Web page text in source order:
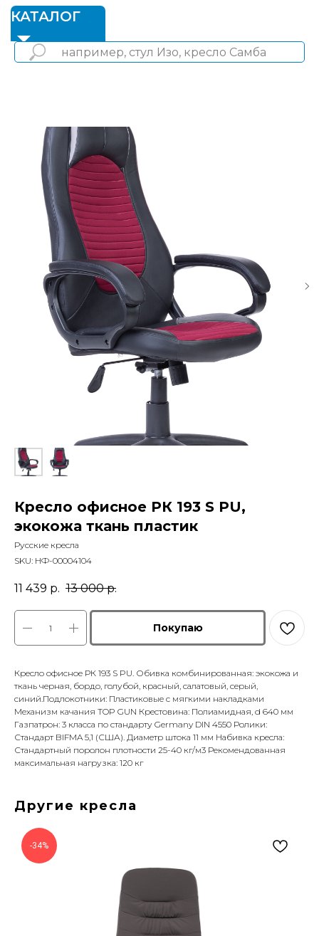
КАТАЛОГ
Кресло офисное РК 193 S PU,
экокожа ткань пластик
Русские кресла
SKU: НФ-00004104
11 439 р. 13 000 р.
Покупаю
Кресло офисное РК 193 S PU. Обивка комбинированная: экокожа и
ткань черная, бордо, голубой, красный, салатовый, серый,
синий.Подлокотники: Пластиковые с мягкими накладками
Механизм качания TOP GUN Крестовина: Полиамидная, d 640 мм
Газпатрон: 3 класса по стандарту Germany DIN 4550 Ролики:
Стандарт BIFMA 5,1 (США). Диаметр штока 11 мм Набивка кресла:
Стандартный поролон плотности 25-40 кг/м3 Рекомендованная
максимальная нагрузка: 120 кг
Другие кресла
-34%